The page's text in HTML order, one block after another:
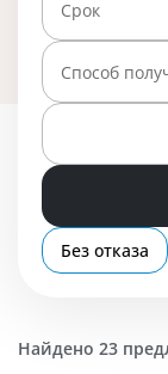
Бизнес
Банки
Дербент
Срок
Способ
Без отказа
Найдено 23